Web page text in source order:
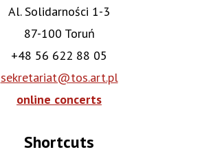
Al. Solidarności 1-3
87-100 Toruń
+48 56 622 88 05
sekretariat@tos.art.pl
online concerts
Shortcuts